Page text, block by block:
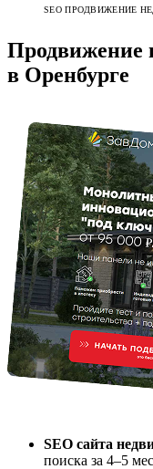
SEO ПРОДВИЖЕНИЕ
Продвижение
в Оренбурге
SEO сайта
поиска за 4–5